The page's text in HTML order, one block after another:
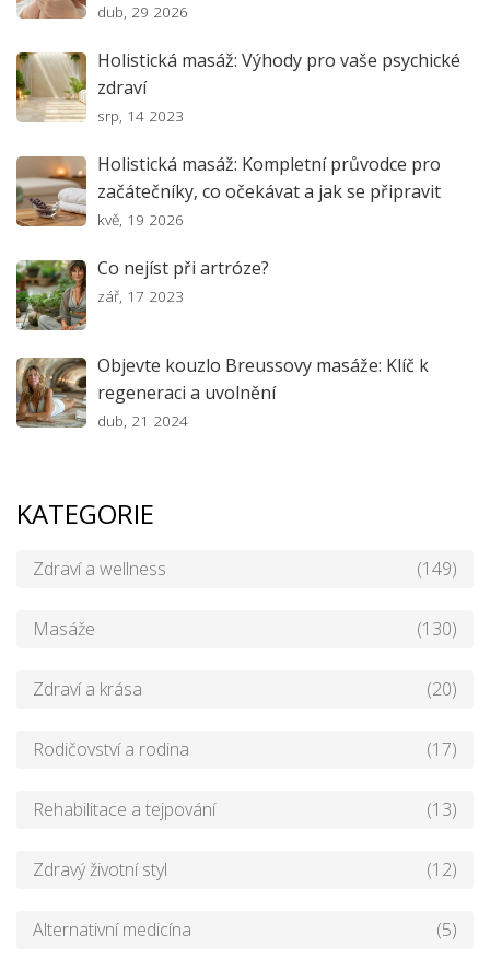
dub, 29 2026
Holistická masáž: Výhody pro vaše psychické
zdraví
srp, 14 2023
Holistická masáž: Kompletní průvodce pro
začátečníky, co očekávat a jak se připravit
kvě, 19 2026
Co nejíst při artróze?
zář, 17 2023
Objevte kouzlo Breussovy masáže: Klíč k
regeneraci a uvolnění
dub, 21 2024
KATEGORIE
Zdraví a wellness (149)
Masáže (130)
Zdraví a krása (20)
Rodičovství a rodina (17)
Rehabilitace a tejpování (13)
Zdravý životní styl (12)
Alternativní medicína (5)